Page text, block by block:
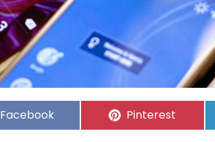
Facebook Pinterest